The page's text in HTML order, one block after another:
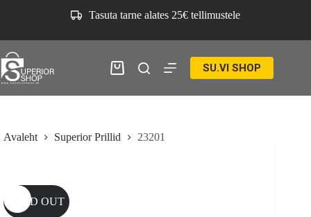
Tasuta tarne alates 25€ tellimustele
Ostukorv SU.VI SHOP
Avaleht Superior Prillid 23201
SOLD OUT